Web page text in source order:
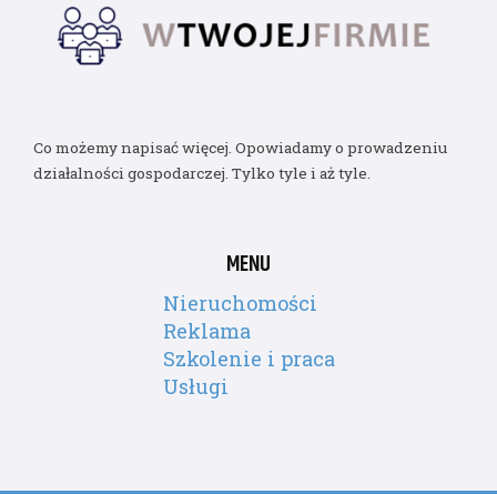
Co możemy napisać więcej. Opowiadamy o prowadzeniu
działalności gospodarczej. Tylko tyle i aż tyle.
MENU
Nieruchomości
Reklama
Szkolenie i praca
Usługi